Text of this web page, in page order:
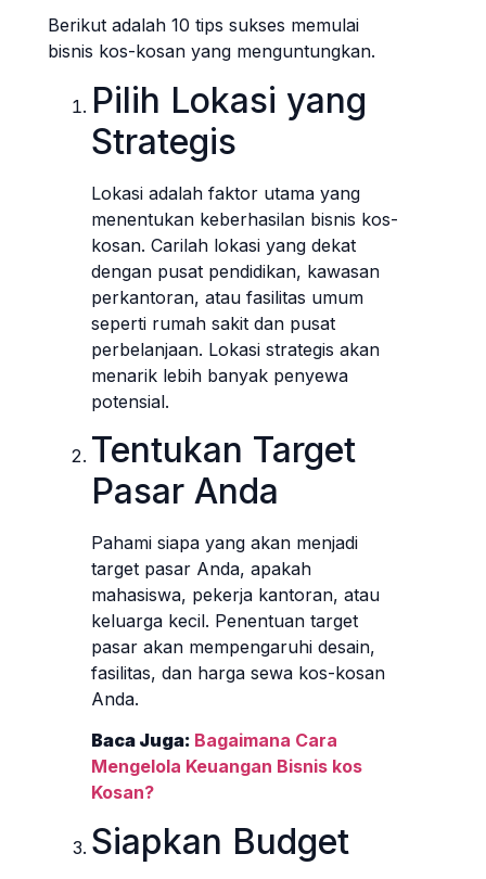
Berikut adalah 10 tips sukses memulai
bisnis kos-kosan yang menguntungkan.
Pilih Lokasi yang
Strategis
Lokasi adalah faktor utama yang
menentukan keberhasilan bisnis kos-
kosan. Carilah lokasi yang dekat
dengan pusat pendidikan, kawasan
perkantoran, atau fasilitas umum
seperti rumah sakit dan pusat
perbelanjaan. Lokasi strategis akan
menarik lebih banyak penyewa
potensial.
Tentukan Target
Pasar Anda
Pahami siapa yang akan menjadi
target pasar Anda, apakah
mahasiswa, pekerja kantoran, atau
keluarga kecil. Penentuan target
pasar akan mempengaruhi desain,
fasilitas, dan harga sewa kos-kosan
Anda.
Baca Juga: Bagaimana Cara
Mengelola Keuangan Bisnis kos
Kosan?
Siapkan Budget